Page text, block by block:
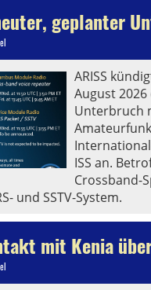
geplanter
ARISS
August
Unterbruch
ISS an.
Crossband-
und SSTV-System.
mit Kenia